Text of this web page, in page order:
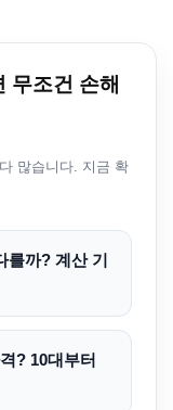
무조건 손해
많습니다. 지금 확
를까? 계산 기
? 10대부터